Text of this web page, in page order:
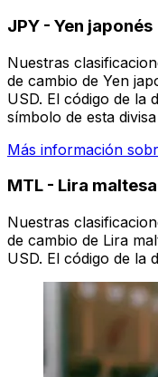
JPY - Yen japonés
Nuestras
de cambio de Yen
USD. El código de la
símbolo de esta
Más información
MTL - Lira maltesa
Nuestras
de cambio de Lira
USD. El código de la